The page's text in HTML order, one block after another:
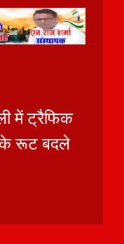
में ट्रैफिक
के रूट बदले